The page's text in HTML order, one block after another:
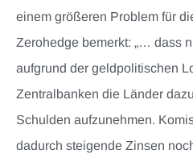
einem größeren Problem für
Zerohedge bemerkt: „… dass
aufgrund der geldpolitischen
Zentralbanken die Länder
Schulden aufzunehmen.
dadurch steigende Zinsen